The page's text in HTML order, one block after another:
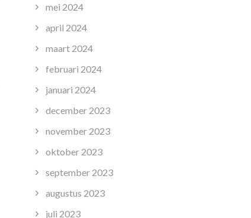
mei 2024
april 2024
maart 2024
februari 2024
januari 2024
december 2023
november 2023
oktober 2023
september 2023
augustus 2023
juli 2023